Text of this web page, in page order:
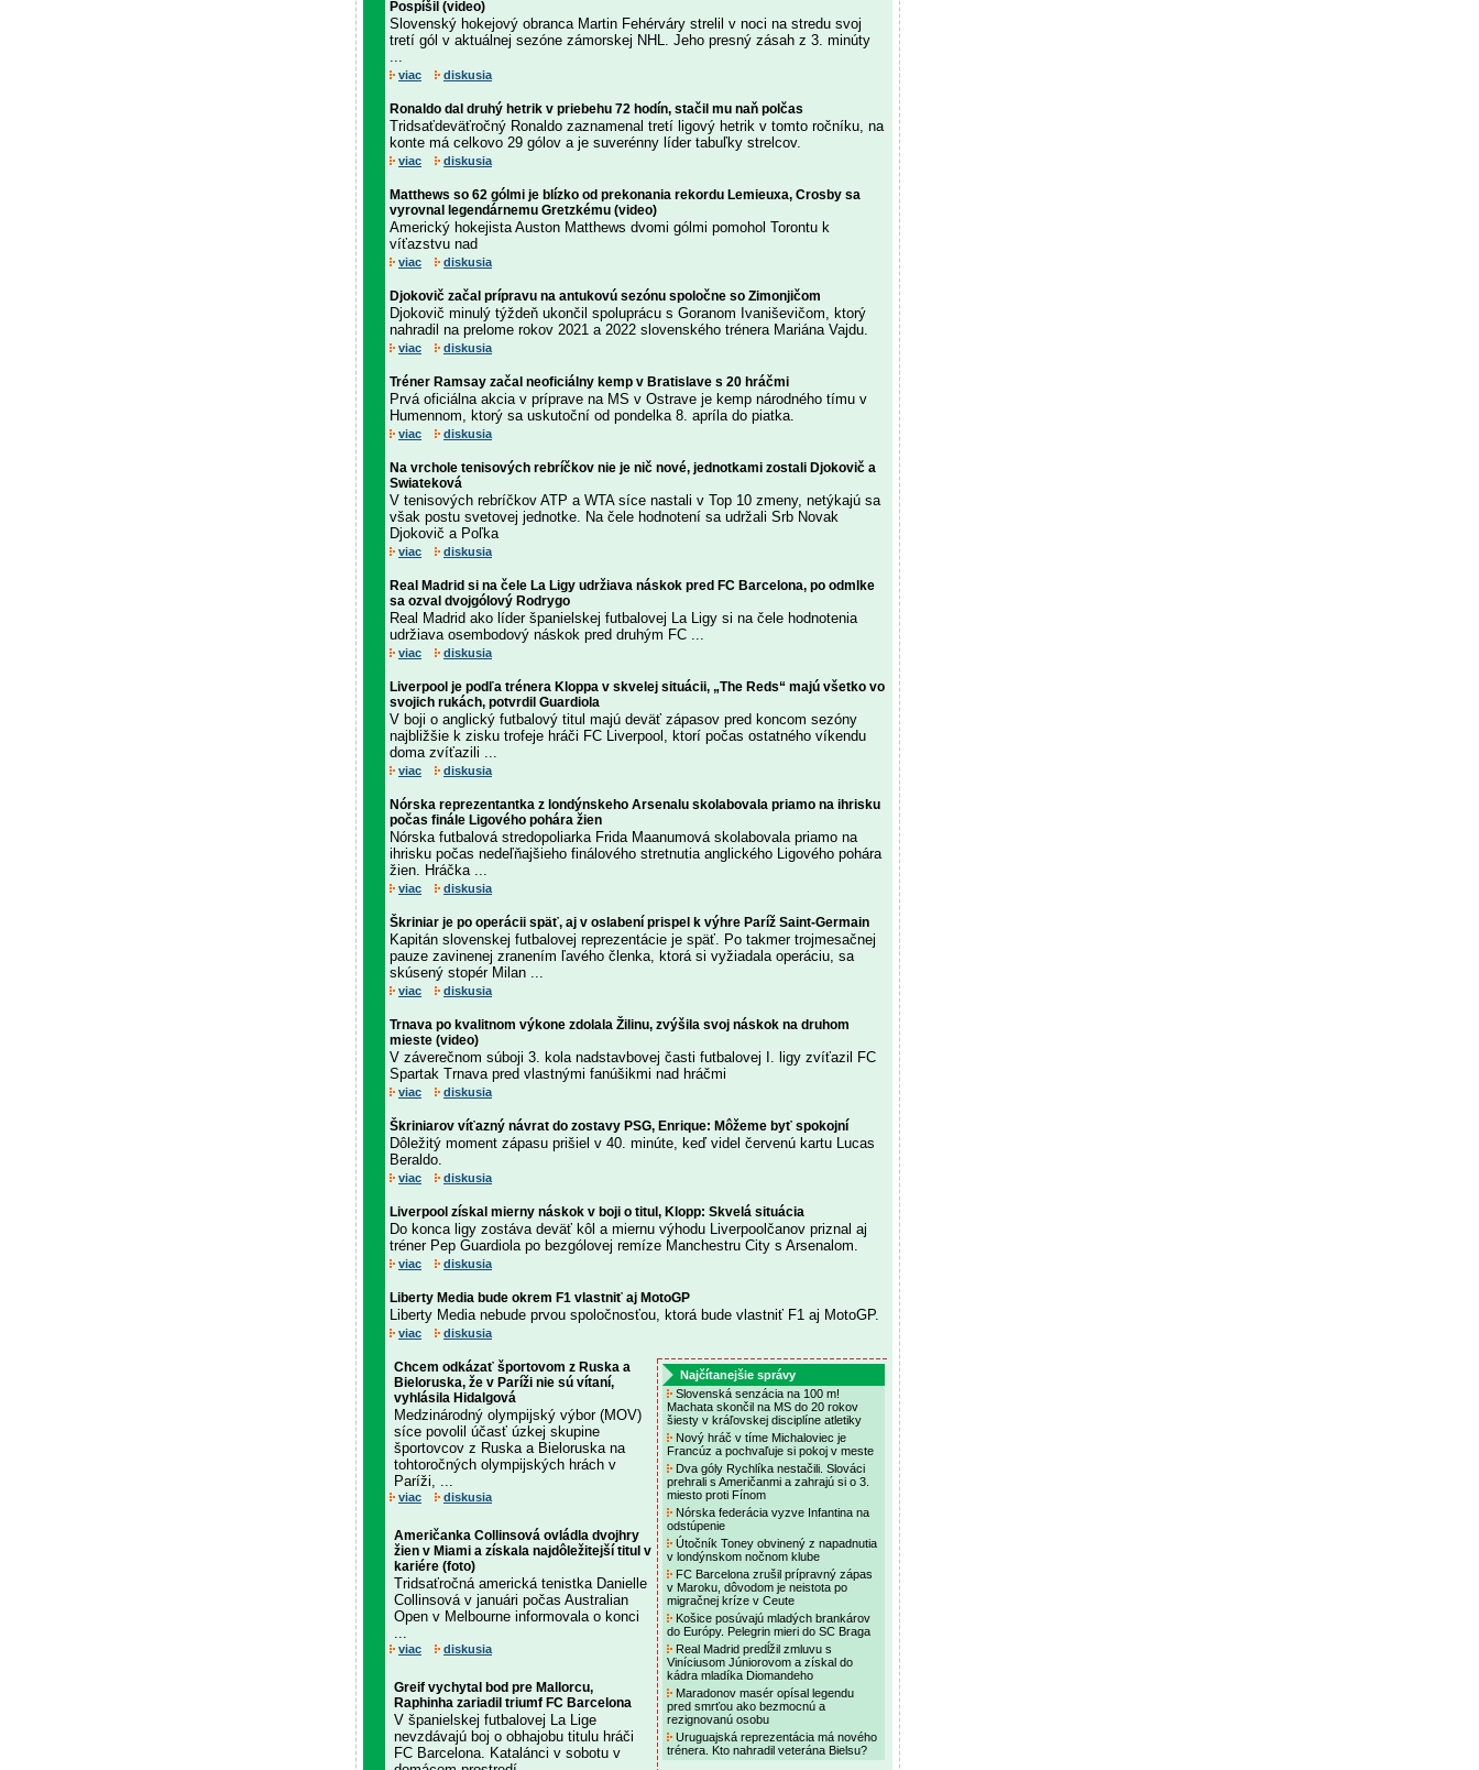
Pospíšil (video)
Slovenský hokejový obranca Martin Fehérváry strelil v noci na stredu svoj
tretí gól v aktuálnej sezóne zámorskej NHL. Jeho presný zásah z 3. minúty
...
viac diskusia
Ronaldo dal druhý hetrik v priebehu 72 hodín, stačil mu naň polčas
Tridsaťdeväťročný Ronaldo zaznamenal tretí ligový hetrik v tomto ročníku, na
konte má celkovo 29 gólov a je suverénny líder tabuľky strelcov.
viac diskusia
Matthews so 62 gólmi je blízko od prekonania rekordu Lemieuxa, Crosby sa
vyrovnal legendárnemu Gretzkému (video)
Americký hokejista Auston Matthews dvomi gólmi pomohol Torontu k
víťazstvu nad
viac diskusia
Djokovič začal prípravu na antukovú sezónu spoločne so Zimonjičom
Djokovič minulý týždeň ukončil spoluprácu s Goranom Ivaniševičom, ktorý
nahradil na prelome rokov 2021 a 2022 slovenského trénera Mariána Vajdu.
viac diskusia
Tréner Ramsay začal neoficiálny kemp v Bratislave s 20 hráčmi
Prvá oficiálna akcia v príprave na MS v Ostrave je kemp národného tímu v
Humennom, ktorý sa uskutoční od pondelka 8. apríla do piatka.
viac diskusia
Na vrchole tenisových rebríčkov nie je nič nové, jednotkami zostali Djokovič a
Swiateková
V tenisových rebríčkov ATP a WTA síce nastali v Top 10 zmeny, netýkajú sa
však postu svetovej jednotke. Na čele hodnotení sa udržali Srb Novak
Djokovič a Poľka
viac diskusia
Real Madrid si na čele La Ligy udržiava náskok pred FC Barcelona, po odmlke
sa ozval dvojgólový Rodrygo
Real Madrid ako líder španielskej futbalovej La Ligy si na čele hodnotenia
udržiava osembodový náskok pred druhým FC ...
viac diskusia
Liverpool je podľa trénera Kloppa v skvelej situácii, „The Reds“ majú všetko vo
svojich rukách, potvrdil Guardiola
V boji o anglický futbalový titul majú deväť zápasov pred koncom sezóny
najbližšie k zisku trofeje hráči FC Liverpool, ktorí počas ostatného víkendu
doma zvíťazili ...
viac diskusia
Nórska reprezentantka z londýnskeho Arsenalu skolabovala priamo na ihrisku
počas finále Ligového pohára žien
Nórska futbalová stredopoliarka Frida Maanumová skolabovala priamo na
ihrisku počas nedeľňajšieho finálového stretnutia anglického Ligového pohára
žien. Hráčka ...
viac diskusia
Škriniar je po operácii späť, aj v oslabení prispel k výhre Paríž Saint-Germain
Kapitán slovenskej futbalovej reprezentácie je späť. Po takmer trojmesačnej
pauze zavinenej zranením ľavého členka, ktorá si vyžiadala operáciu, sa
skúsený stopér Milan ...
viac diskusia
Trnava po kvalitnom výkone zdolala Žilinu, zvýšila svoj náskok na druhom
mieste (video)
V záverečnom súboji 3. kola nadstavbovej časti futbalovej I. ligy zvíťazil FC
Spartak Trnava pred vlastnými fanúšikmi nad hráčmi
viac diskusia
Škriniarov víťazný návrat do zostavy PSG, Enrique: Môžeme byť spokojní
Dôležitý moment zápasu prišiel v 40. minúte, keď videl červenú kartu Lucas
Beraldo.
viac diskusia
Liverpool získal mierny náskok v boji o titul, Klopp: Skvelá situácia
Do konca ligy zostáva deväť kôl a miernu výhodu Liverpoolčanov priznal aj
tréner Pep Guardiola po bezgólovej remíze Manchestru City s Arsenalom.
viac diskusia
Liberty Media bude okrem F1 vlastniť aj MotoGP
Liberty Media nebude prvou spoločnosťou, ktorá bude vlastniť F1 aj MotoGP.
viac diskusia
Chcem odkázať športovom z Ruska a
Bieloruska, že v Paríži nie sú vítaní,
vyhlásila Hidalgová
Medzinárodný olympijský výbor (MOV)
síce povolil účasť úzkej skupine
športovcov z Ruska a Bieloruska na
tohtoročných olympijských hrách v
Paríži, ...
viac diskusia
Američanka Collinsová ovládla dvojhry
žien v Miami a získala najdôležitejší titul v
kariére (foto)
Tridsaťročná americká tenistka Danielle
Collinsová v januári počas Australian
Open v Melbourne informovala o konci
...
viac diskusia
Greif vychytal bod pre Mallorcu,
Raphinha zariadil triumf FC Barcelona
V španielskej futbalovej La Lige
nevzdávajú boj o obhajobu titulu hráči
FC Barcelona. Katalánci v sobotu v
Najčítanejšie správy
Slovenská senzácia na 100 m!
Machata skončil na MS do 20 rokov
šiesty v kráľovskej disciplíne atletiky
Nový hráč v tíme Michaloviec je
Francúz a pochvaľuje si pokoj v meste
Dva góly Rychlíka nestačili. Slováci
prehrali s Američanmi a zahrajú si o 3.
miesto proti Fínom
Nórska federácia vyzve Infantina na
odstúpenie
Útočník Toney obvinený z napadnutia
v londýnskom nočnom klube
FC Barcelona zrušil prípravný zápas
v Maroku, dôvodom je neistota po
migračnej kríze v Ceute
Košice posúvajú mladých brankárov
do Európy. Pelegrin mieri do SC Braga
Real Madrid predĺžil zmluvu s
Viníciusom Júniorovom a získal do
kádra mladíka Diomandeho
Maradonov masér opísal legendu
pred smrťou ako bezmocnú a
rezignovanú osobu
Uruguajská reprezentácia má nového
trénera. Kto nahradil veterána Bielsu?